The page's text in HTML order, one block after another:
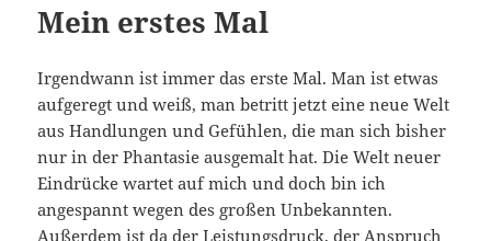
Mein erstes Mal
Irgendwann ist immer das erste Mal. Man ist etwas
aufgeregt und weiß, man betritt jetzt eine neue Welt
aus Handlungen und Gefühlen, die man sich bisher
nur in der Phantasie ausgemalt hat. Die Welt neuer
Eindrücke wartet auf mich und doch bin ich
angespannt wegen des großen Unbekannten.
Außerdem ist da der Leistungsdruck, der Anspruch